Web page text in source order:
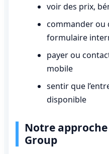
voir des prix,
commander ou
formulaire
payer ou
mobile
sentir que
disponible
Notre approche
Group